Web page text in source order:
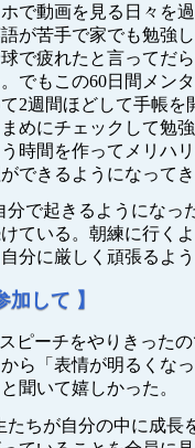
で動画を見る日々を過
が苦手で家でも勉強
で疲れたと言ってだ
でもこの60日間メン
2週間ほどして手帳を
めにチェックして勉
時間を作ってメリハ
できるようになってき
分で起きるようになっ
ている。朝練に行くよ
分に厳しく頑張るよう
加して 】
ピーチをやりきった
ら「表情が明るくな
聞いて嬉しかった。
たちが自分の中に成長